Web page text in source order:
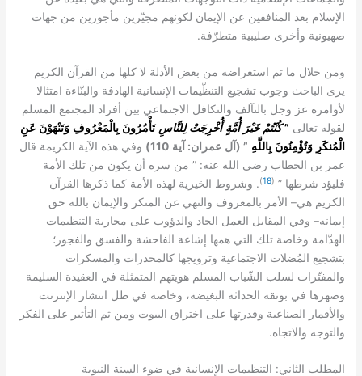
الإسلام بعد المنافقين عن الإيمان لكونهم مجيّرين مأجورين من جهات
صهيونية وأخرى صليبية متطرّفة.
ومن خلال ما تم استعراضه من بعض الأدلة لا كلها من القرآن الكريم
يرى الباحث وجوب تشجيع التنظّيمات الإنسانية الهادفة والبنّاءة امتثالا
لأوامره عز وجل بالتآلف والتكافل الاجتماعي بين أفراد المجتمع المسلم
لقوله تعالى ”كُنْتُمْ خَيْرَ أُمَّةٍ أُخْرِجَتْ لِلنَّاسِ تَأْمُرُونَ بِالْمَعْرُوفِ وَتَنْهَوْنَ عَنِ
الْمُنكَرِ وَتُؤْمِنُونَ بِاللَّهِ ” ( آل عمران: آية110)
وفي هذه الآية الكريمة قال
عمر بن الخطاب رضي الله عنه: ” من سره أن يكون من تلك الأمة
فليؤد شرطها”
(
18
)
. وشروط الخيرية لهذه الأمة كما ذكرها القرآن
الكريم هي– الأمر بالمعروف والنهي عن المنكر والإيمان بالله حق
إيمانه– وفي المقابل العمل الجاد والدؤوب على محاربة التنظيمات
الهدّامة وخاصة تلك التي همها إشاعة الفاحشة والفسق والفجور؛
بتشجيع المُضلات الاجتماعية وترويجها كالمخدرات والمسكرات
والمفتّرات لسلب الشّباب المسلم هويتهم المتمثلة في العقيدة السليمة
وصهرها في بوتقة الحداثة البغيضة، وخاصة في ظل انتشار الإنترنت
والأقمار الصناعية وقدرتها على اختراق البيوت ومن ثم التأثير على الفكر
والتوجه والاتجاه.
المطلب الثاني: التنظيمات الإنسانية في ضوء السنة النبوية